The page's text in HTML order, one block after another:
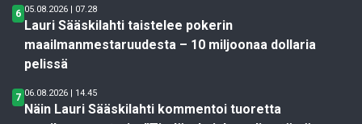
6 05.08.2026 | 07.28
Lauri Sääskilahti taistelee pokerin
maailmanmestaruudesta – 10 miljoonaa dollaria
pelissä
7 06.08.2026 | 14.45
Näin Lauri Sääskilahti kommentoi tuoretta